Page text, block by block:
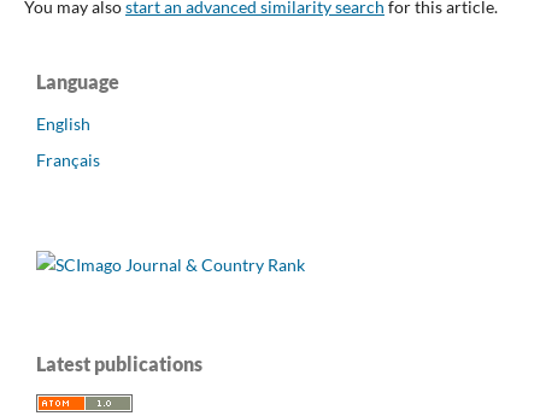
You may alsostart an advanced similarity search for this article.
Language
English
Français
Latest publications